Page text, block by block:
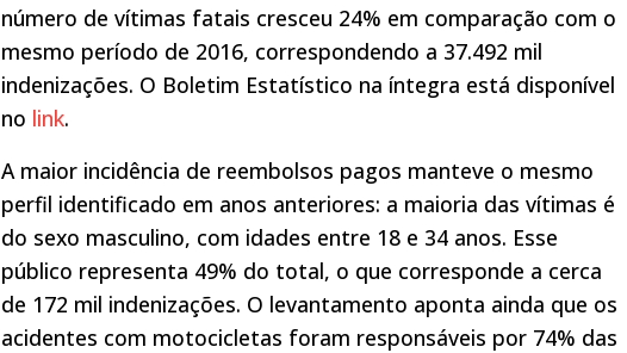
número de vítimas fatais cresceu 24% em comparação com o
mesmo período de 2016, correspondendo a 37.492 mil
indenizações. O Boletim Estatístico na íntegra está disponível
no link.
A maior incidência de reembolsos pagos manteve o mesmo
perfil identificado em anos anteriores: a maioria das vítimas é
do sexo masculino, com idades entre 18 e 34 anos. Esse
público representa 49% do total, o que corresponde a cerca
de 172 mil indenizações. O levantamento aponta ainda que os
acidentes com motocicletas foram responsáveis por 74% das